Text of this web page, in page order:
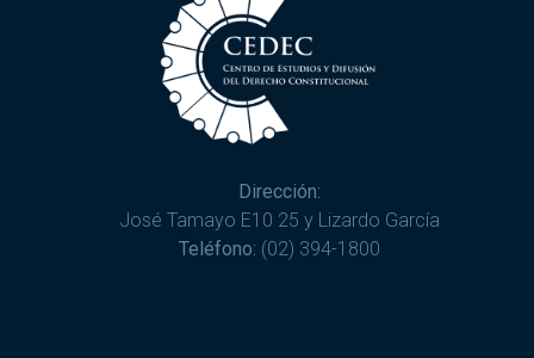
Dirección:
José Tamayo E10 25 y Lizardo García
Teléfono: (02) 394-1800